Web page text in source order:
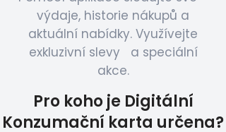
výdaje, historie nákupů a
aktuální nabídky. Využívejte
exkluzivní slevy a speciální
akce.
Pro koho je Digitální
Konzumační karta určena?